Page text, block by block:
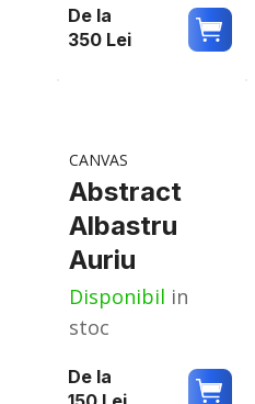
De la
350 Lei
CANVAS
Abstract
Albastru
Auriu
Disponibil in
stoc
De la